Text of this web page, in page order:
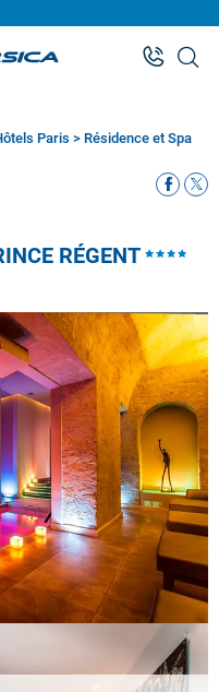
Paris > Résidence et Spa
RÉGENT